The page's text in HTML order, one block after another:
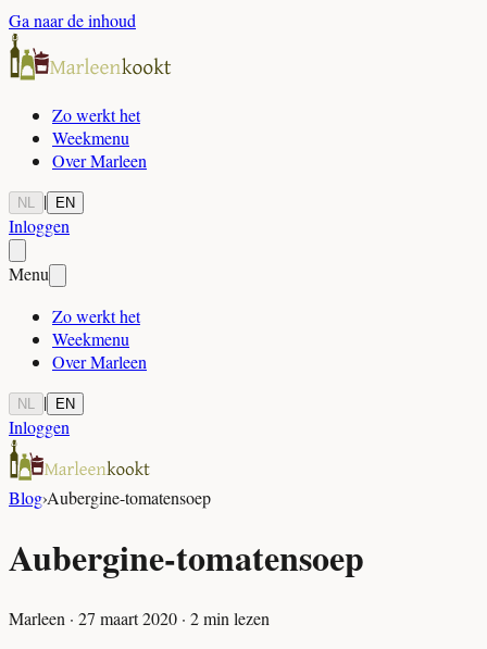
Ga naar de inhoud
Zo werkt het
Weekmenu
Over Marleen
NL | EN
Inloggen
Menu
Zo werkt het
Weekmenu
Over Marleen
NL | EN
Inloggen
Blog›Aubergine-tomatensoep
Aubergine-tomatensoep
Marleen · 27 maart 2020 · 2min lezen